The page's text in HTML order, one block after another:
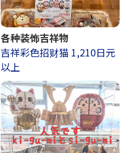
各种装饰吉祥物
吉祥彩色招财猫 1,210日元
以上